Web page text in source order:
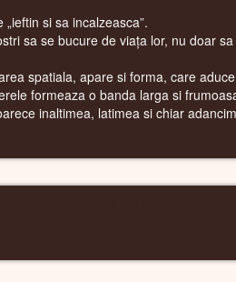
si sa incalzeasca”.
sa se bucure de viața lor, nu doar
spatiala, apare si forma, care
formeaza o banda larga si
inaltimea, latimea si chiar